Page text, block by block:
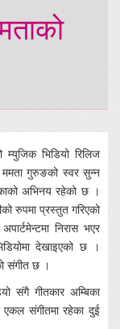
म्युजिक भिडियो रिलिज
ममता गुरुङको स्वर सुन्न
अभिनय रहेको छ ।
रुपमा प्रस्तुत गरिएको
निरास भएर
देखाइएको छ ।
संगीत छ ।
संगै गीतकार अम्बिका
संगीतमा रहेका दुई